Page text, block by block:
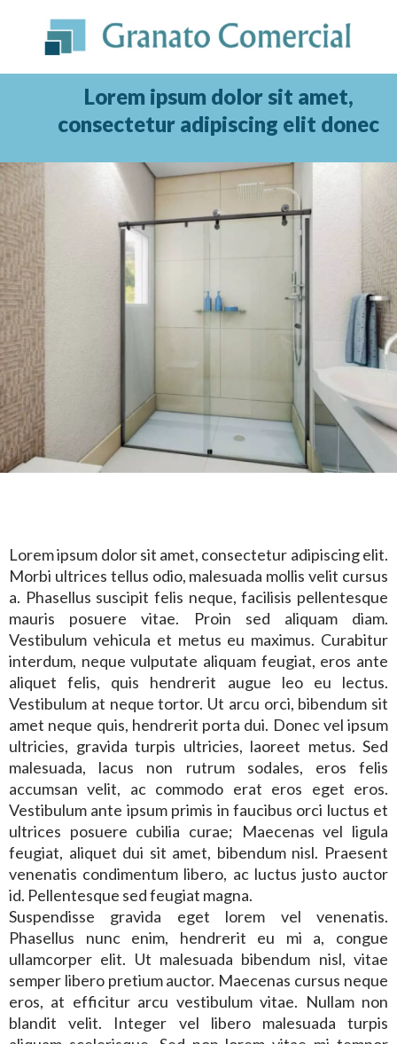
conteúdo
Lorem ipsum dolor sit amet,
consectetur adipiscing elit donec
Lorem ipsum dolor sit amet, consectetur adipiscing elit.
Morbi ultrices tellus odio, malesuada mollis velit cursus
a. Phasellus suscipit felis neque, facilisis pellentesque
mauris posuere vitae. Proin sed aliquam diam.
Vestibulum vehicula et metus eu maximus. Curabitur
interdum, neque vulputate aliquam feugiat, eros ante
aliquet felis, quis hendrerit augue leo eu lectus.
Vestibulum at neque tortor. Ut arcu orci, bibendum sit
amet neque quis, hendrerit porta dui. Donec vel ipsum
ultricies, gravida turpis ultricies, laoreet metus. Sed
malesuada, lacus non rutrum sodales, eros felis
accumsan velit, ac commodo erat eros eget eros.
Vestibulum ante ipsum primis in faucibus orci luctus et
ultrices posuere cubilia curae; Maecenas vel ligula
feugiat, aliquet dui sit amet, bibendum nisl. Praesent
venenatis condimentum libero, ac luctus justo auctor
id. Pellentesque sed feugiat magna.
Suspendisse gravida eget lorem vel venenatis.
Phasellus nunc enim, hendrerit eu mi a, congue
ullamcorper elit. Ut malesuada bibendum nisl, vitae
semper libero pretium auctor. Maecenas cursus neque
eros, at efficitur arcu vestibulum vitae. Nullam non
blandit velit. Integer vel libero malesuada turpis